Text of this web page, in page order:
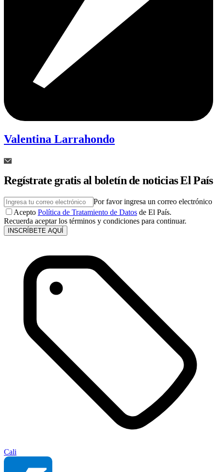
Valentina Larrahondo
Regístrate gratis al boletín de noticias El País
Por favor ingresa un correo electrónico
Acepto Política de Tratamiento de Datos de El País.
Recuerda aceptar los términos y condiciones para continuar.
INSCRÍBETE AQUÍ
Cali